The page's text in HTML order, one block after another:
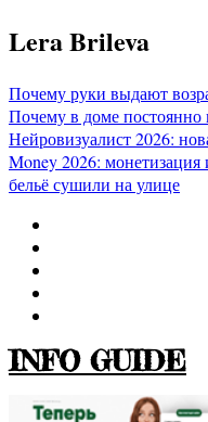
Перейти
к
Lera Brileva
Почему руки выдают
Почему в доме постоянно
Нейровизуалист 2026:
Money 2026:
бельё сушили на улице
INFO GUIDE